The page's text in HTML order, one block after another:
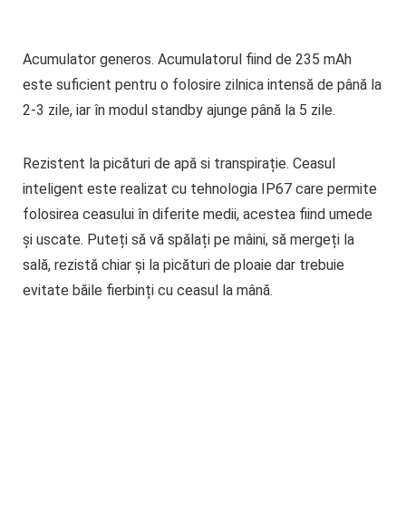
Acumulator generos. Acumulatorul fiind de 235 mAh
este suficient pentru o folosire zilnica intensă de până la
2-3 zile, iar în modul standby ajunge până la 5 zile.
Rezistent la picături de apă si transpirație. Ceasul
inteligent este realizat cu tehnologia IP67 care permite
folosirea ceasului în diferite medii, acestea fiind umede
și uscate. Puteți să vă spălați pe mâini, să mergeți la
sală, rezistă chiar și la picături de ploaie dar trebuie
evitate băile fierbinți cu ceasul la mână.